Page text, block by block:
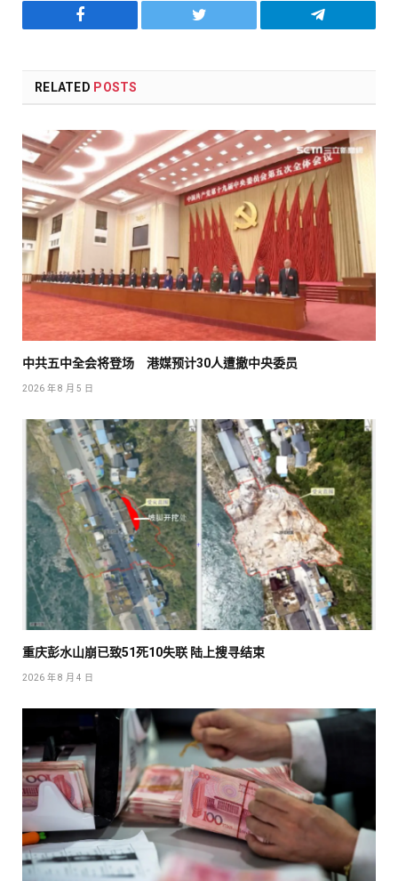
Facebook Twitter Telegram
RELATED POSTS
中共五中全会将登场 港媒预计30人遭撤中央委员
2026 年 8 月 5 日
重庆彭水山崩已致51死10失联 陆上搜寻结束
2026 年 8 月 4 日